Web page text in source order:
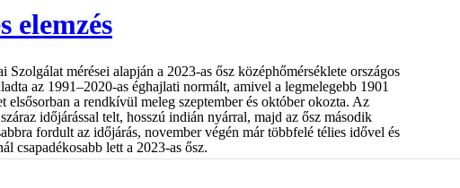
elemzés
Szolgálat mérései alapján a 2023-as ősz középhőmérséklete országos
az 1991–2020-as éghajlati normált, amivel a legmelegebb 1901
elsősorban a rendkívül meleg szeptember és október okozta. Az
időjárással telt, hosszú indián nyárral, majd az ősz második
fordult az időjárás, november végén már többfelé télies idővel és
csapadékosabb lett a 2023-as ősz.